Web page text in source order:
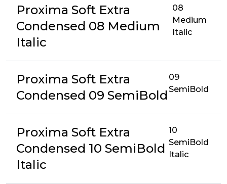
Proxima Soft Extra
Condensed 08 Medium
Italic
08
Medium
Italic
Proxima Soft Extra
Condensed 09 SemiBold
09
SemiBold
Proxima Soft Extra
Condensed 10 SemiBold
Italic
10
SemiBold
Italic